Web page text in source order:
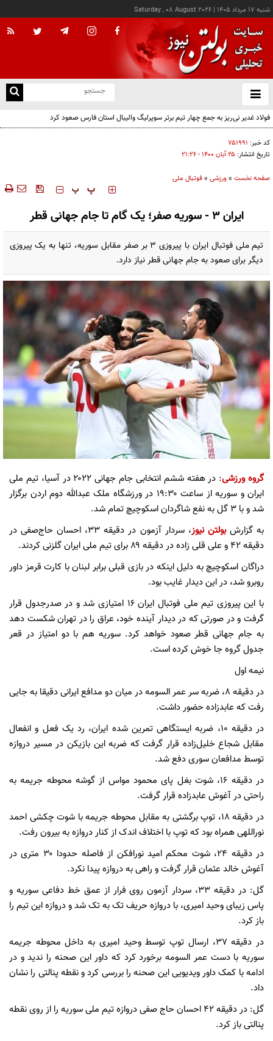
شنبه ۱۷ مرداد ۱۴۰۵ |
Saturday , 08 August 2026
باز
و
فولاد غدیر نی‌ریز به جمع چهار تیم برتر سوپرلیگ والیبال استان فارس صعود کرد
کد خبر: ۷۵۱۹۹۱
تاریخ انتشار: ۲۵ آبان ۱۴۰۰ - ۲۱:۲۶
صفحه نخست »ورزشی »فوتبال ملی
‍‍‍ پ پ
ایران ۳ - سوریه صفر؛ یک گام تا جام جهانی قطر
تیم ملی فوتبال ایران با پیروزی ۳ بر صفر مقابل سوریه، تنها به یک پیروزی
دیگر برای صعود به جام جهانی قطر نیاز دارد.
گروه ورزشی
: در هفته ششم انتخابی جام جهانی ۲۰۲۲ در آسیا، تیم ملی
ایران و سوریه از ساعت ۱۹:۳۰ در ورزشگاه ملک عبدالله دوم اردن برگزار
شد و با ۳ گل به نفع شاگردان اسکوچیچ تمام شد.
به گزارشبولتن نیوز
، سردار آزمون در دقیقه ۳۳، احسان حاج‌صفی در
دقیقه ۴۲ و علی قلی زاده در دقیقه ۸۹ برای تیم ملی ایران گلزنی کردند.
دراگان اسکوچیچ به دلیل اینکه در بازی قبلی برابر لبنان با کارت قرمز داور
روبرو شد، در این دیدار غایب بود.
با این پیروزی تیم ملی فوتبال ایران ۱۶ امتیازی شد و در صدرجدول قرار
گرفت و در صورتی که در دیدار آینده خود، عراق را در تهران شکست دهد
به جام جهانی قطر صعود خواهد کرد. سوریه هم با دو امتیاز در قعر
جدول گروه جا خوش کرده است.
نیمه اول
در دقیقه ۸، ضربه سر عمر السومه در میان دو مدافع ایرانی دقیقا به جایی
رفت که عابدزاده حضور داشت.
در دقیقه ۱۰، ضربه ایستگاهی تمرین شده ایران، رد یک فعل و انفعال
مقابل شجاع خلیل‌زاده قرار گرفت که ضربه این بازیکن در مسیر دروازه
توسط مدافعان سوری دفع شد.
در دقیقه ۱۶، شوت بغل پای محمود مواس از گوشه محوطه جریمه به
راحتی در آغوش عابدزاده قرار گرفت.
در دقیقه ۱۸، توپ برگشتی به مقابل محوطه جریمه با شوت چکشی احمد
نوراللهی همراه بود که توپ با اختلاف اندک از کنار دروازه به بیرون رفت.
در دقیقه ۲۴، شوت محکم امید نورافکن از فاصله حدودا ۳۰ متری در
آغوش خالد عثمان قرار گرفت و راهی به دروازه پیدا نکرد.
گل: در دقیقه ۳۳، سردار آزمون روی فرار از عمق خط دفاعی سوریه و
پاس زیبای وحید امیری، با دروازه حریف تک به تک شد و دروازه این تیم را
باز کرد.
در دقیقه ۳۷، ارسال توپ توسط وحید امیری به داخل محوطه جریمه
سوریه با دست عمر السومه برخورد کرد که داور این صحنه را ندید و در
ادامه با کمک داور ویدیویی این صحنه را بررسی کرد و نقطه پنالتی را نشان
داد.
گل: در دقیقه ۴۲ احسان حاج صفی دروازه تیم ملی سوریه را از روی نقطه
پنالتی باز کرد.